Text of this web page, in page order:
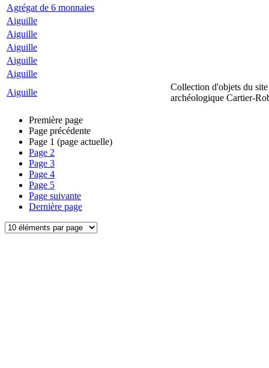
Agrégat de 6 monnaies
Aiguille
Aiguille
Aiguille
Aiguille
Aiguille
Aiguille
Collection d'objets du site
archéologique Cartier-
Première page
Page précédente
Page 1 (page actuelle)
Page 2
Page 3
Page 4
Page 5
Page suivante
Dernière page